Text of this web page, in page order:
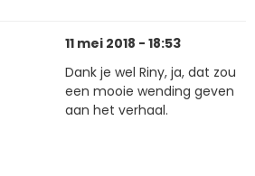
11 mei 2018 - 18:53
Dank je wel Riny, ja, dat zou
een mooie wending geven
aan het verhaal.